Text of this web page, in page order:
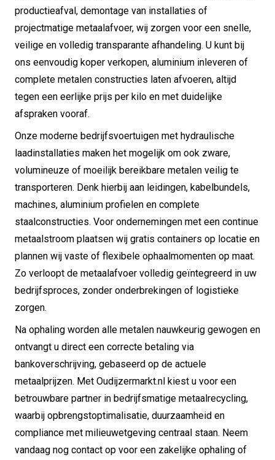
productieafval, demontage van installaties of
projectmatige metaalafvoer, wij zorgen voor een snelle,
veilige en volledig transparante afhandeling. U kunt bij
ons eenvoudig koper verkopen, aluminium inleveren of
complete metalen constructies laten afvoeren, altijd
tegen een eerlijke prijs per kilo en met duidelijke
afspraken vooraf.
Onze moderne bedrijfsvoertuigen met hydraulische
laadinstallaties maken het mogelijk om ook zware,
volumineuze of moeilijk bereikbare metalen veilig te
transporteren. Denk hierbij aan leidingen, kabelbundels,
machines, aluminium profielen en complete
staalconstructies. Voor ondernemingen met een continue
metaalstroom plaatsen wij gratis containers op locatie en
plannen wij vaste of flexibele ophaalmomenten op maat.
Zo verloopt de metaalafvoer volledig geïntegreerd in uw
bedrijfsproces, zonder onderbrekingen of logistieke
zorgen.
Na ophaling worden alle metalen nauwkeurig gewogen en
ontvangt u direct een correcte betaling via
bankoverschrijving, gebaseerd op de actuele
metaalprijzen. Met Oudijzermarkt.nl kiest u voor een
betrouwbare partner in bedrijfsmatige metaalrecycling,
waarbij opbrengstoptimalisatie, duurzaamheid en
compliance met milieuwetgeving centraal staan. Neem
vandaag nog contact op voor een zakelijke ophaling of